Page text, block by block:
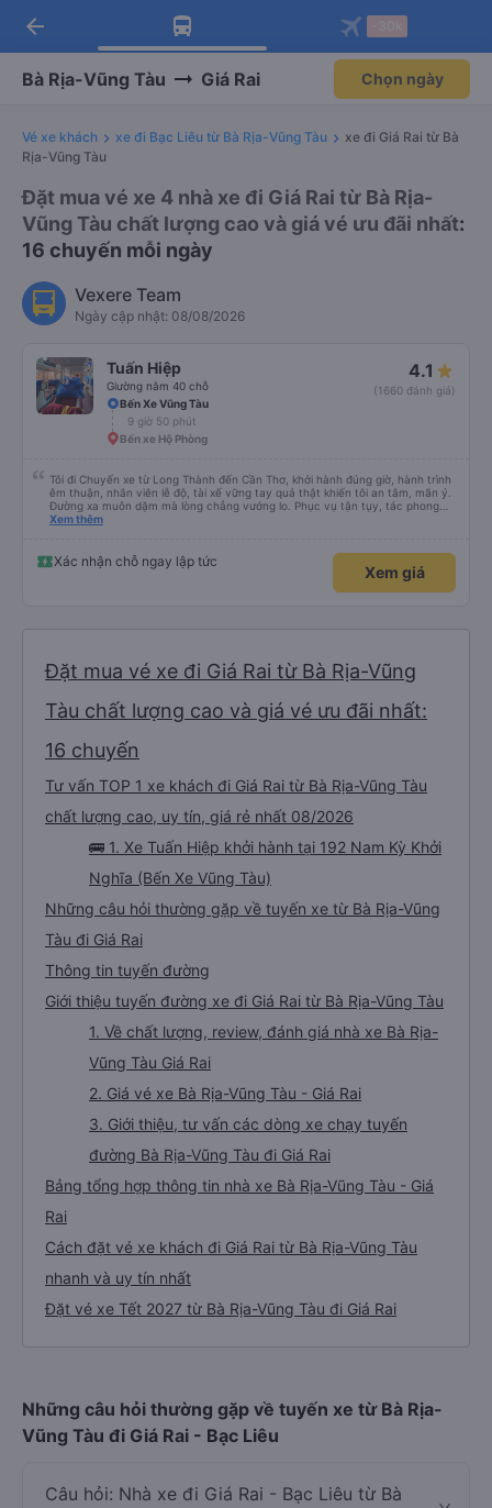
Tải app Vexere ngay!
Nhận ưu đãi thành viên độc
Mở app
Tải app Vexere
-30k/ghế khi đặt vé máy bay qua
Mở app
arrow_back
Bà Rịa-Vũng Tàu Giá Rai Chọn ngày
Vé xe khách xe đi Bạc Liêu từ Bà Rịa-Vũng Tàu
xe đi Giá Rai từ Bà
Rịa-Vũng Tàu
Đặt mua vé xe 4 nhà xe đi Giá Rai từ Bà Rịa-
Vũng Tàu chất lượng cao và giá vé ưu đãi nhất:
16 chuyến mỗi ngày
Vexere Team
Ngày cập nhật: 08/08/2026
Tuấn Hiệp
Giường nằm 40 chỗ
4.1
(1660 đánh giá)
Bến Xe Vũng Tàu
9 giờ 50 phút
Bến xe Hộ Phòng
Tôi đi Chuyến xe từ Long Thành đến Cần Thơ, khởi hành đúng giờ, hành trình
êm thuận, nhân viên lễ độ, tài xế vững tay quả thật khiến tôi an tâm, mãn ý.
Đường xa muôn dặm mà lòng chẳng vướng lo. Phục vụ tận tụy, tác phong
nghiêm cẩn, hiếm thấy giữa thời buổi kim tiền vội vã. Xã hội loạn đạo. Xin gửi
Xem thêm
Xác nhận chỗ ngay lập tức
Xem giá
Đặt mua vé xe đi Giá Rai từ Bà Rịa-Vũng
Tàu chất lượng cao và giá vé ưu đãi nhất:
16 chuyến
Tư vấn TOP 1 xe khách đi Giá Rai từ Bà Rịa-Vũng Tàu
chất lượng cao, uy tín, giá rẻ nhất 08/2026
🚌 1. Xe Tuấn Hiệp khởi hành tại 192 Nam Kỳ Khởi
Nghĩa (Bến Xe Vũng Tàu)
Những câu hỏi thường gặp về tuyến xe từ Bà Rịa-Vũng
Tàu đi Giá Rai
Thông tin tuyến đường
Giới thiệu tuyến đường xe đi Giá Rai từ Bà Rịa-Vũng Tàu
1. Về chất lượng, review, đánh giá nhà xe Bà Rịa-
Vũng Tàu Giá Rai
2. Giá vé xe Bà Rịa-Vũng Tàu - Giá Rai
3. Giới thiệu, tư vấn các dòng xe chạy tuyến
đường Bà Rịa-Vũng Tàu đi Giá Rai
Bảng tổng hợp thông tin nhà xe Bà Rịa-Vũng Tàu - Giá
Rai
Cách đặt vé xe khách đi Giá Rai từ Bà Rịa-Vũng Tàu
nhanh và uy tín nhất
Đặt vé xe Tết 2027 từ Bà Rịa-Vũng Tàu đi Giá Rai
Những câu hỏi thường gặp về tuyến xe từ Bà Rịa-
Vũng Tàu đi Giá Rai - Bạc Liêu
Câu hỏi: Nhà xe đi Giá Rai - Bạc Liêu từ Bà